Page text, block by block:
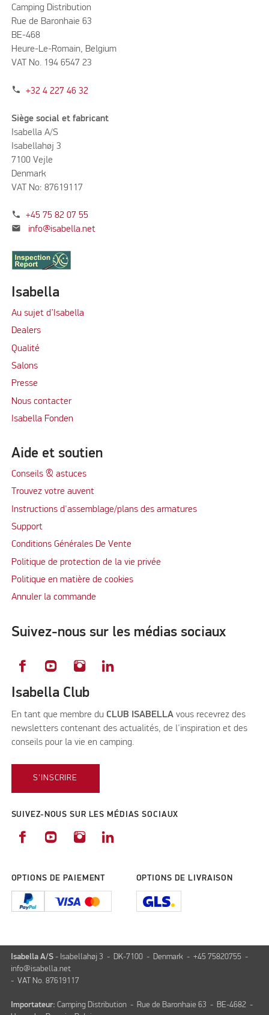
Camping Distribution
Rue de Baronhaie 63
BE-468
Heure-Le-Romain, Belgium
VAT No. 194 6547 23
phone +32 4 227 46 32
Siège social et fabricant
Isabella A/S
Isabellahøj 3
7100 Vejle
Denmark
VAT No: 87619117
phone +45 75 82 07 55
mail info@isabella.net
Isabella
Au sujet d’Isabella
Dealers
Qualité
Salons
Presse
Nous contacter
Isabella Fonden
Aide et soutien
Conseils & astuces
Trouvez votre auvent
Instructions d'assemblage/plans des armatures
Support
Conditions Générales De Vente
Politique de protection de la vie privée
Politique en matière de cookies
Annuler la commande
Suivez-nous sur les médias sociaux
Isabella Club
En tant que membre du CLUB ISABELLA vous recevrez des
newsletters contenant des actualités, de l'inspiration et des
conseils pour la vie en camping.
S'INSCRIRE
SUIVEZ-NOUS SUR LES MÉDIAS SOCIAUX
OPTIONS DE PAIEMENT OPTIONS DE LIVRAISON
Isabella A/S - Isabellahøj 3 - DK-7100 - Denmark - +45 75820755 -
info@isabella.net
- VAT No. 87619117
Importateur: Camping Distribution - Rue de Baronhaie 63 - BE-4682 -